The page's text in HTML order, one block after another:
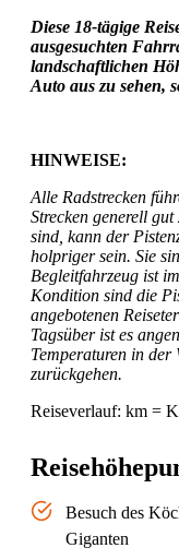
Diese 18-tägige
ausgesuchten
landschaftlichen
Auto aus zu sehen,
HINWEISE:
Alle Radstrecken
Strecken generell
sind, kann der
holpriger sein. Sie
Begleitfahrzeug ist
Kondition sind die
angebotenen
Tagsüber ist es
Temperaturen in
zurückgehen.
Reiseverlauf: km =
Besuch des
Giganten